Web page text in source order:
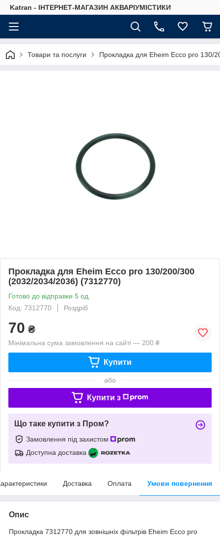
Katran - ІНТЕРНЕТ-МАГАЗИН АКВАРІУМІСТИКИ
Товари та послуги Прокладка для Eheim Ecco pro 130/
Прокладка для Eheim Ecco pro 130/200/300
(2032/2034/2036) (7312770)
Готово до відправки 5 од.
Код: 7312770
Роздріб
70 ₴
Мінімальна сума замовлення на сайті — 200 ₴
Купити
або
Купити з
Що таке купити з Пром?
Замовлення під захистом
Доступна доставка
Доставка Оплата Умови повернення
Опис
Прокладка 7312770 для зовнішніх фільтрів Eheim Ecco pro